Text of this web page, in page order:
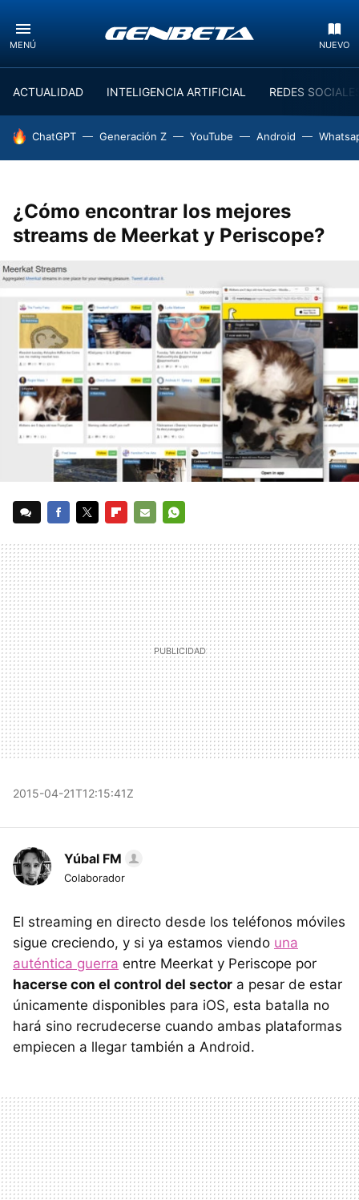
MENÚ NUEVO
ACTUALIDAD INTELIGENCIA ARTIFICIAL REDES
HOY SE HABLA DE
ChatGPT Generación Z YouTube Android
¿Cómo encontrar los mejores
streams de Meerkat y Periscope?
MAIL
2015-04-21T12:15:41Z
Yúbal FM
Colaborador
El streaming en directo desde los teléfonos móviles
sigue creciendo, y si ya estamos viendo una
auténtica guerra entre Meerkat y Periscope por
hacerse con el control del sector a pesar de estar
únicamente disponibles para iOS, esta batalla no
hará sino recrudecerse cuando ambas plataformas
empiecen a llegar también a Android.